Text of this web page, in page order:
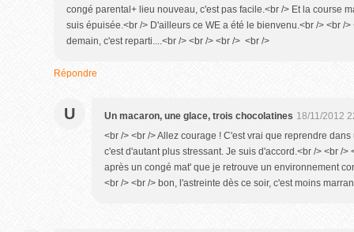
congé parental+ lieu nouveau, c'est pas facile.<br /> Et la course
suis épuisée.<br /> D'ailleurs ce WE a été le bienvenu.<br /> <br />
demain, c'est reparti....<br /> <br /> <br /> <br />
Répondre
U Un macaron, une glace, trois chocolatines 18/11/2012
<br /> <br /> Allez courage ! C'est vrai que reprendre
c'est d'autant plus stressant. Je suis d'accord.<br /> <br />
après un congé mat' que je retrouve un environnement
<br /> <br /> bon, l'astreinte dès ce soir, c'est moins